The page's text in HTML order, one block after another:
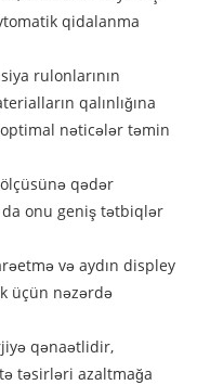
qidalanma
rulonlarının
qalınlığına
nəticələr təmin
qədər
onu geniş tətbiqlər
və aydın displey
üçün nəzərdə
qənaətlidir,
təsirləri azaltmağa